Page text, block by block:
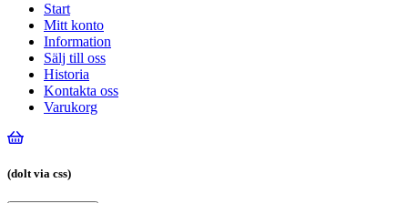
Start
Mitt konto
Information
Sälj till oss
Historia
Kontakta oss
Varukorg
(dolt via css)